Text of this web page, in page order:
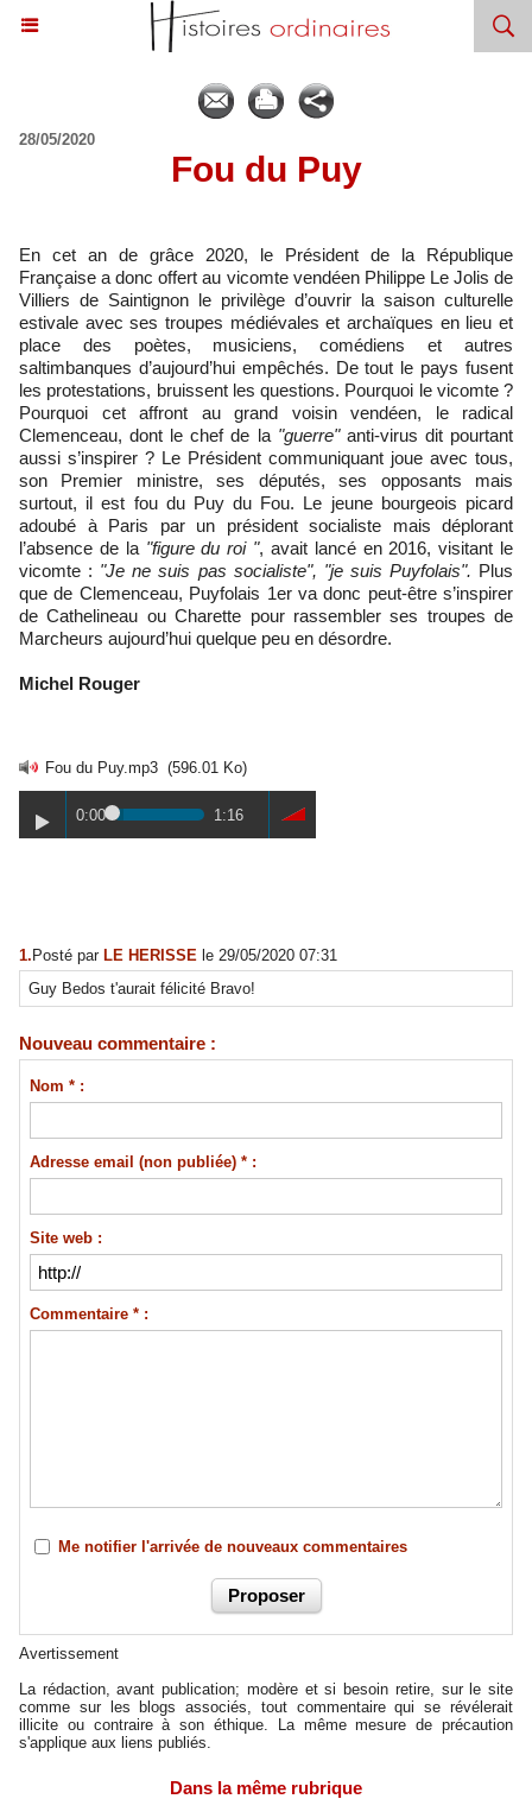
28/05/2020
​Fou du Puy
En cet an de grâce 2020, le Président de la République
Française a donc offert au vicomte vendéen Philippe Le Jolis de
Villiers de Saintignon le privilège d’ouvrir la saison culturelle
estivale avec ses troupes médiévales et archaïques en lieu et
place des poètes, musiciens, comédiens et autres
saltimbanques d’aujourd’hui empêchés. De tout le pays fusent
les protestations, bruissent les questions. Pourquoi le vicomte ?
Pourquoi cet affront au grand voisin vendéen, le radical
Clemenceau, dont le chef de la "guerre" anti-virus dit pourtant
aussi s’inspirer ? Le Président communiquant joue avec tous,
son Premier ministre, ses députés, ses opposants mais
surtout, il est fou du Puy du Fou. Le jeune bourgeois picard
adoubé à Paris par un président socialiste mais déplorant
l’absence de la "figure du roi ", avait lancé en 2016, visitant le
vicomte : "Je ne suis pas socialiste", "je suis Puyfolais". Plus
que de Clemenceau, Puyfolais 1er va donc peut-être s’inspirer
de Cathelineau ou Charette pour rassembler ses troupes de
Marcheurs aujourd’hui quelque peu en désordre.
Michel Rouger
Fou du Puy.mp3 (596.01 Ko)
0:00 1:16
1. Posté par LE HERISSE le 29/05/2020 07:31
Guy Bedos t'aurait félicité Bravo!
Nouveau commentaire :
Nom * :
Adresse email (non publiée) * :
Site web :
Commentaire * :
Me notifier l'arrivée de nouveaux commentaires
Avertissement
La rédaction, avant publication; modère et si besoin retire, sur le site
comme sur les blogs associés, tout commentaire qui se révélerait
illicite ou contraire à son éthique. La même mesure de précaution
s'applique aux liens publiés.
Dans la même rubrique